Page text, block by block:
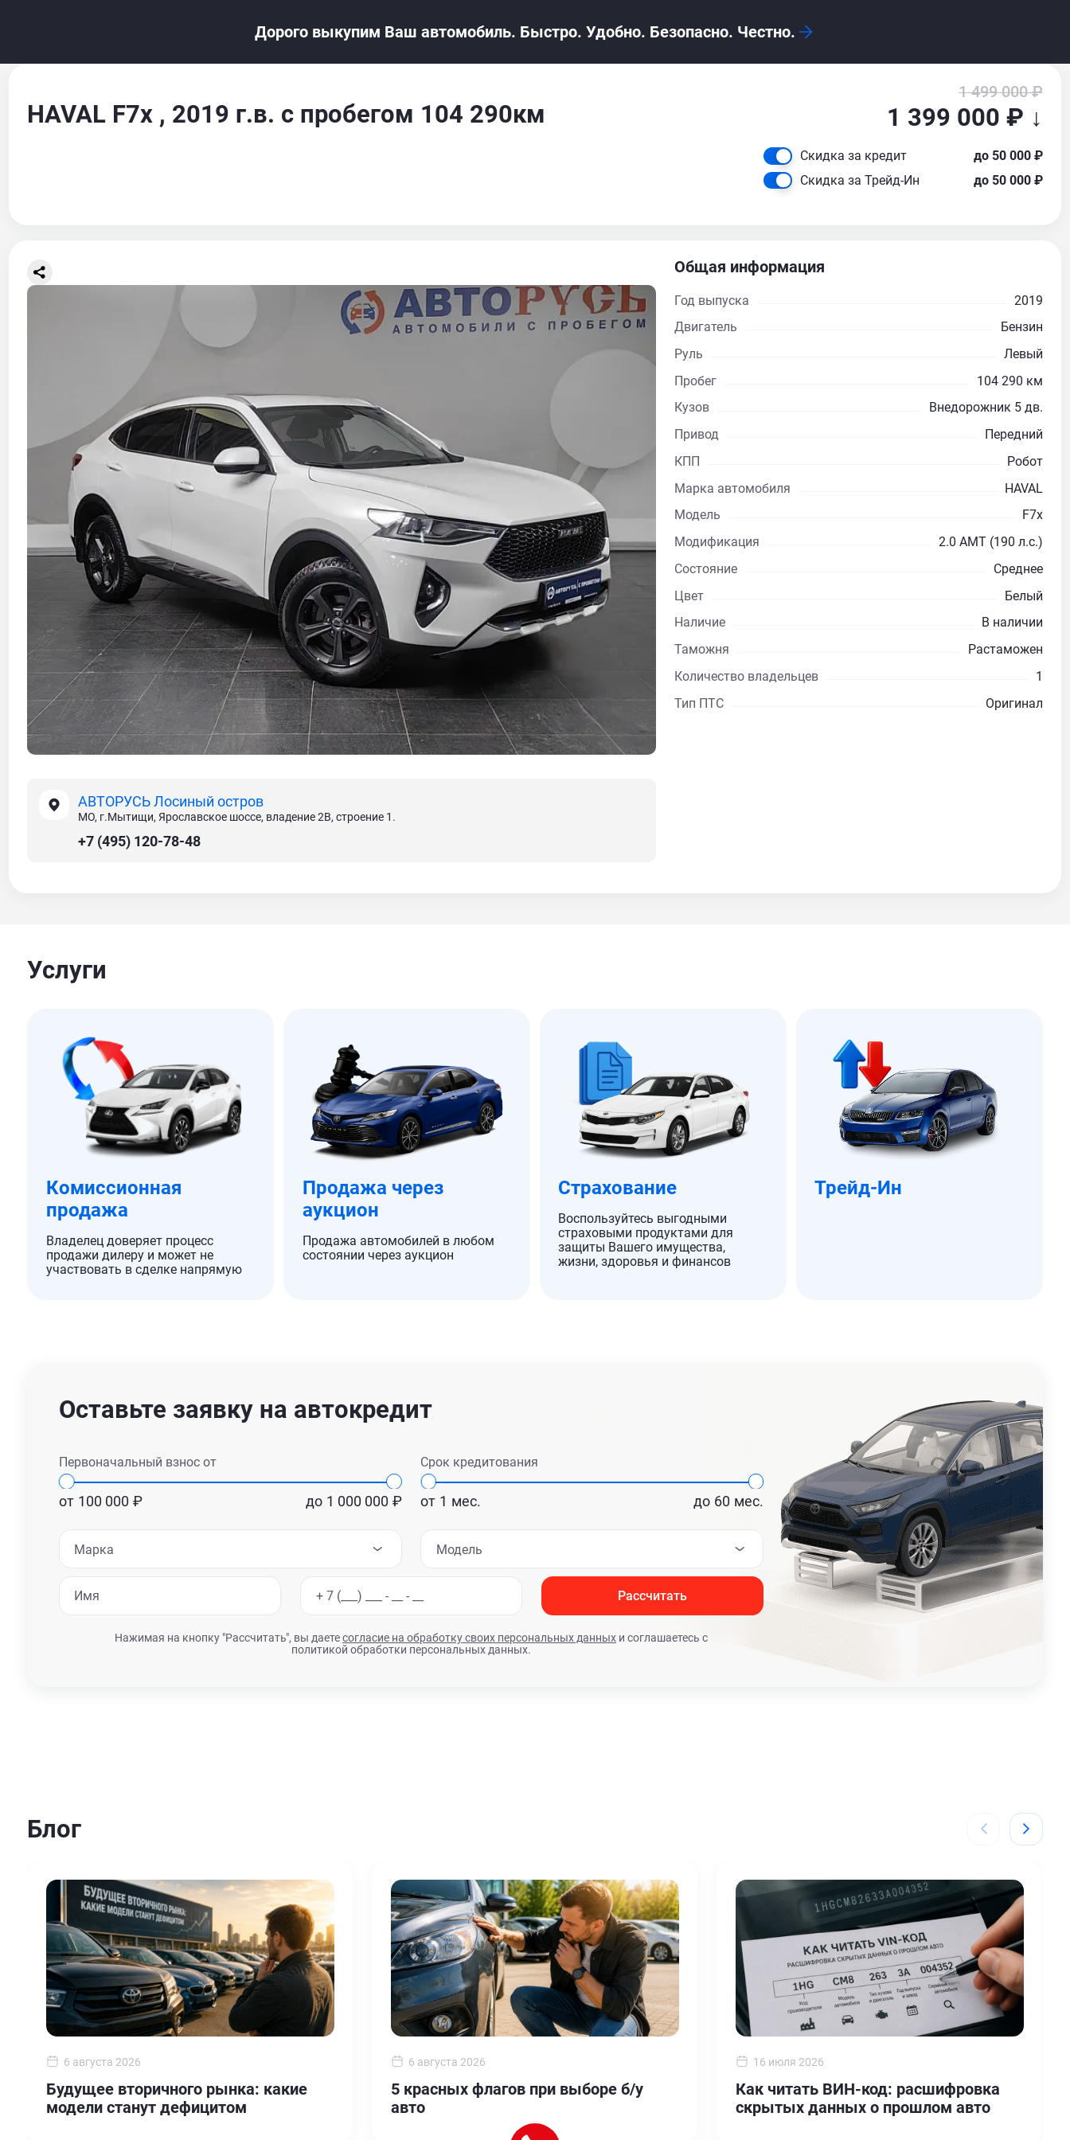
Дорого выкупим Ваш автомобиль. Быстро. Удобно. Безопасно. Честно.
HAVAL F7x , 2019 г.в. с пробегом 104 290км
1 499 000 ₽
1 399 000 ₽ ↓
Скидка за кредит
до 50 000 ₽
Скидка за Трейд-Ин
до 50 000 ₽
АВТОРУСЬ Лосиный остров
МО, г.Мытищи, Ярославское шоссе, владение 2В, строение 1.
+7 (495) 120-78-48
Общая информация
Год выпуска
2019
Двигатель
Бензин
Руль
Левый
Пробег
104 290 км
Кузов
Внедорожник 5 дв.
Привод
Передний
КПП
Робот
Марка автомобиля
HAVAL
Модель
F7x
Модификация
2.0 AMT (190 л.с.)
Состояние
Среднее
Цвет
Белый
Наличие
В наличии
Таможня
Растаможен
Количество владельцев
1
Тип ПТС
Оригинал
Услуги
Комиссионная
продажа
Владелец доверяет процесс
продажи дилеру и может не
участвовать в сделке напрямую
Продажа через
аукцион
Продажа автомобилей в любом
состоянии через аукцион
Страхование
Воспользуйтесь выгодными
страховыми продуктами для
защиты Вашего имущества,
жизни, здоровья и финансов
Трейд-Ин
Оставьте заявку на автокредит
Первоначальный взнос от
от 100 000 ₽ до 1 000 000 ₽
Срок кредитования
от 1 мес. до 60 мес.
Марка Модель
Рассчитать
Нажимая на кнопку "Рассчитать", вы даетесогласие на обработку своих персональных данных и соглашаетесь с
политикой обработки персональных данных.
Блог
6 августа 2026
Будущее вторичного рынка: какие
модели станут дефицитом
6 августа 2026
5 красных флагов при выборе б/у
авто
16 июля 2026
Как читать ВИН-код: расшифровка
скрытых данных о прошлом авто